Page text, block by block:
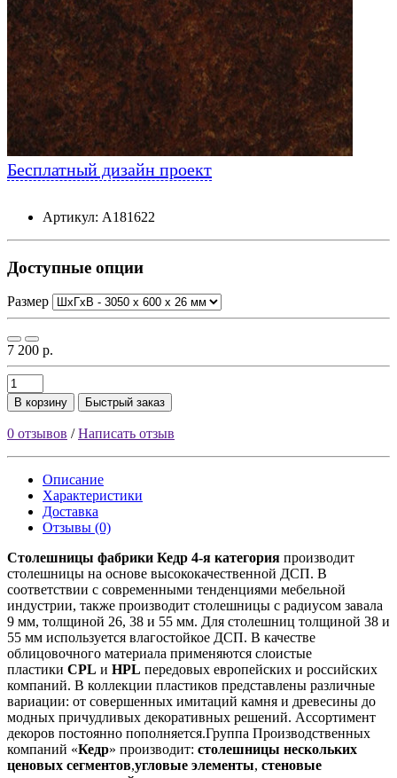
Бесплатный дизайн проект
Артикул: А181622
Доступные опции
Размер
7 200 р.
В корзину Быстрый заказ
0 отзывов /Написать отзыв
Описание
Характеристики
Доставка
Отзывы (0)
Столешницы фабрики Кедр 4-я категория производит
столешницы на основе высококачественной ДСП. В
соответствии с современными тенденциями мебельной
индустрии, также производит столешницы с радиусом завала
9 мм, толщиной 26, 38 и 55 мм. Для столешниц толщиной 38 и
55 мм используется влагостойкое ДСП. В качестве
облицовочного материала применяются слоистые
пластики CPL и HPL передовых европейских и российских
компаний. В коллекции пластиков представлены различные
вариации: от совершенных имитаций камня и древесины до
модных причудливых декоративных решений. Ассортимент
декоров постоянно пополняется.Группа Производственных
компаний «Кедр» производит: столешницы нескольких
ценовых сегментов,угловые элементы, стеновые